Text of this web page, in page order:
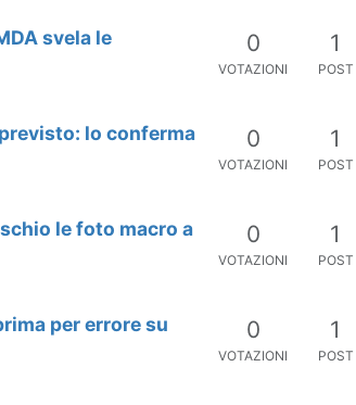
svela le
0
VOTAZIONI
1
POST
lo conferma
0
VOTAZIONI
1
POST
le foto macro a
0
VOTAZIONI
1
POST
per errore su
0
VOTAZIONI
1
POST